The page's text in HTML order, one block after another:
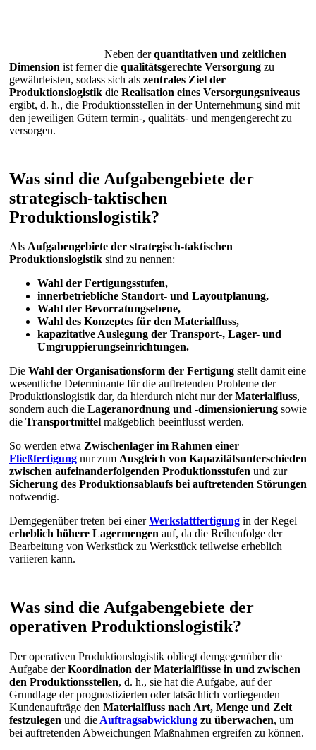
Neben derquantitativen und zeitlichen
Dimension ist ferner die qualitätsgerechte Versorgung zu
gewährleisten, sodass sich als zentrales Ziel der
Produktionslogistik die Realisation eines Versorgungsniveaus
ergibt, d. h., die Produktionsstellen in der Unternehmung sind mit
den jeweiligen Gütern termin-, qualitäts- und mengengerecht zu
versorgen.
Was sind die Aufgabengebiete der
strategisch-taktischen
Produktionslogistik?
Als Aufgabengebiete der strategisch-taktischen
Produktionslogistik sind zu nennen:
Wahl der Fertigungsstufen,
innerbetriebliche Standort- und Layoutplanung,
Wahl der Bevorratungsebene,
Wahl des Konzeptes für den Materialfluss,
kapazitative Auslegung der Transport-, Lager- und
Umgruppierungseinrichtungen.
Die Wahl der Organisationsform der Fertigung stellt damit eine
wesentliche Determinante für die auftretenden Probleme der
Produktionslogistik dar, da hierdurch nicht nur derMaterialfluss,
sondern auch die Lageranordnung und -dimensionierung sowie
die Transportmittel maßgeblich beeinflusst werden.
So werden etwa Zwischenlager im Rahmen einer
Fließfertigung nur zum Ausgleich von Kapazitätsunterschieden
zwischen aufeinanderfolgenden Produktionsstufen und zur
Sicherung des Produktionsablaufs bei auftretenden Störungen
notwendig.
Demgegenüber treten bei einerWerkstattfertigung in der Regel
erheblich höhere Lagermengen auf, da die Reihenfolge der
Bearbeitung von Werkstück zu Werkstück teilweise erheblich
variieren kann.
Was sind die Aufgabengebiete der
operativen Produktionslogistik?
Der operativen Produktionslogistik obliegt demgegenüber die
Aufgabe derKoordination der Materialflüsse in und zwischen
den Produktionsstellen, d. h., sie hat die Aufgabe, auf der
Grundlage der prognostizierten oder tatsächlich vorliegenden
Kundenaufträge den Materialfluss nach Art, Menge und Zeit
festzulegen und die Auftragsabwicklung zu überwachen, um
bei auftretenden Abweichungen Maßnahmen ergreifen zu können.